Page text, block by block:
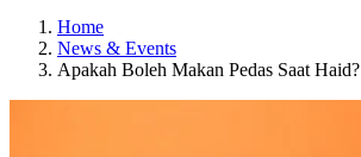
Home
News & Events
Apakah Boleh Makan Pedas Saat Haid?